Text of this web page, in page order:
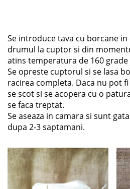
Se introduce tava cu borcane
drumul la cuptor si din
atins temperatura de 160 grade
Se opreste cuptorul si se lasa
racirea completa. Daca nu pot
se scot si se acopera cu o
se faca treptat.
Se aseaza in camara si sunt
dupa 2-3 saptamani.